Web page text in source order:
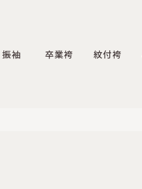
振袖 卒業袴 紋付袴